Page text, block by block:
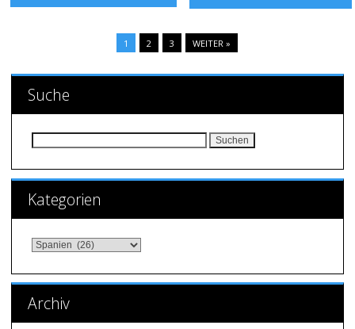
1 2 3 WEITER »
Suche
Kategorien
Kategorien
Archiv